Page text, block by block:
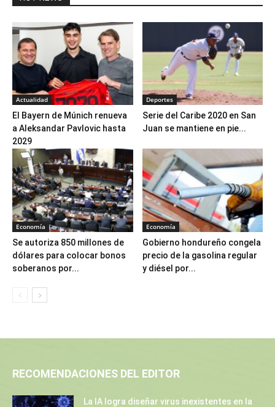
Actualidad
El Bayern de Múnich renueva
a Aleksandar Pavlovic hasta
2029
Deportes
Serie del Caribe 2020 en San
Juan se mantiene en pie...
Economía
Se autoriza 850 millones de
dólares para colocar bonos
soberanos por...
Economía
Gobierno hondureño congela
precio de la gasolina regular
y diésel por...
RECOMENDACIONES DEL EDITOR
La IA logra diseñar virus inexistentes en la